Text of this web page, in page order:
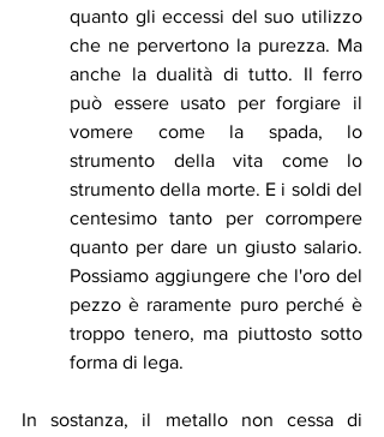
quanto gli eccessi del suo utilizzo
che ne pervertono la purezza. Ma
anche la dualità di tutto. Il ferro
può essere usato per forgiare il
vomere come la spada, lo
strumento della vita come lo
strumento della morte. E i soldi del
centesimo tanto per corrompere
quanto per dare un giusto salario.
Possiamo aggiungere che l'oro del
pezzo è raramente puro perché è
troppo tenero, ma piuttosto sotto
forma di lega.
In sostanza, il metallo non cessa di